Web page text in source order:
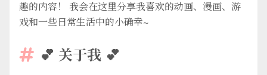
趣的内容！ 我会在这里分享我喜欢的动画、漫画、游
戏和一些日常生活中的小确幸~
 💕 关于我 💕